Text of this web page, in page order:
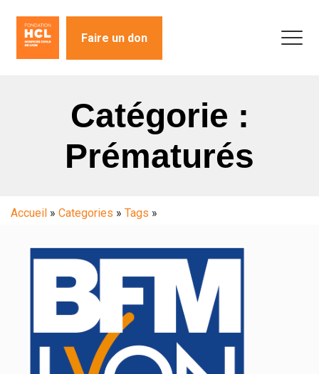
Faire un don
Catégorie :
Prématurés
Accueil » Categories » Tags »